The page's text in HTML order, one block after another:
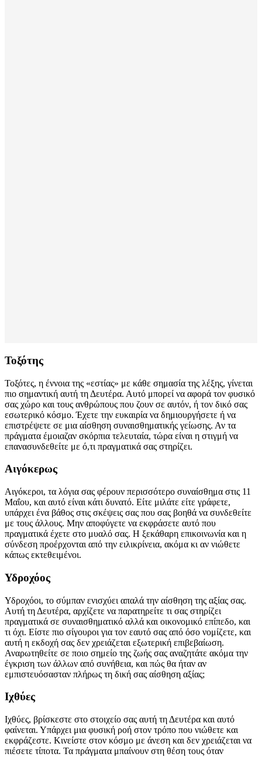
Τοξότης
Τοξότες, η έννοια της «εστίας» με κάθε σημασία της λέξης, γίνεται
πιο σημαντική αυτή τη Δευτέρα. Αυτό μπορεί να αφορά τον φυσικό
σας χώρο και τους ανθρώπους που ζουν σε αυτόν, ή τον δικό σας
εσωτερικό κόσμο. Έχετε την ευκαιρία να δημιουργήσετε ή να
επιστρέψετε σε μια αίσθηση συναισθηματικής γείωσης. Αν τα
πράγματα έμοιαζαν σκόρπια τελευταία, τώρα είναι η στιγμή να
επανασυνδεθείτε με ό,τι πραγματικά σας στηρίζει.
Αιγόκερως
Αιγόκεροι, τα λόγια σας φέρουν περισσότερο συναίσθημα στις 11
Μαΐου, και αυτό είναι κάτι δυνατό. Είτε μιλάτε είτε γράφετε,
υπάρχει ένα βάθος στις σκέψεις σας που σας βοηθά να συνδεθείτε
με τους άλλους. Μην αποφύγετε να εκφράσετε αυτό που
πραγματικά έχετε στο μυαλό σας. Η ξεκάθαρη επικοινωνία και η
σύνδεση προέρχονται από την ειλικρίνεια, ακόμα κι αν νιώθετε
κάπως εκτεθειμένοι.
Υδροχόος
Υδροχόοι, το σύμπαν ενισχύει απαλά την αίσθηση της αξίας σας.
Αυτή τη Δευτέρα, αρχίζετε να παρατηρείτε τι σας στηρίζει
πραγματικά σε συναισθηματικό αλλά και οικονομικό επίπεδο, και
τι όχι. Είστε πιο σίγουροι για τον εαυτό σας από όσο νομίζετε, και
αυτή η εκδοχή σας δεν χρειάζεται εξωτερική επιβεβαίωση.
Αναρωτηθείτε σε ποιο σημείο της ζωής σας αναζητάτε ακόμα την
έγκριση των άλλων από συνήθεια, και πώς θα ήταν αν
εμπιστευόσασταν πλήρως τη δική σας αίσθηση αξίας;
Ιχθύες
Ιχθύες, βρίσκεστε στο στοιχείο σας αυτή τη Δευτέρα και αυτό
φαίνεται. Υπάρχει μια φυσική ροή στον τρόπο που νιώθετε και
εκφράζεστε. Κινείστε στον κόσμο με άνεση και δεν χρειάζεται να
πιέσετε τίποτα. Τα πράγματα μπαίνουν στη θέση τους όταν